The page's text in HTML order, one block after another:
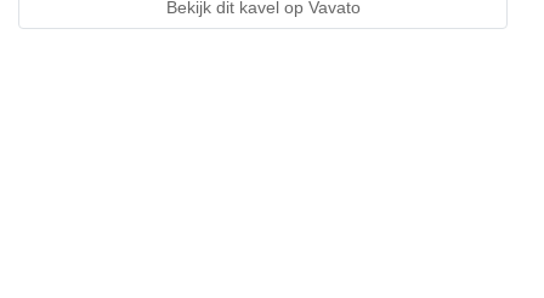
Bekijk dit kavel op Vavato